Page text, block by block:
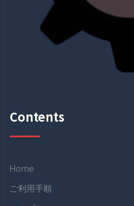
Contents
Home
ご利用手順